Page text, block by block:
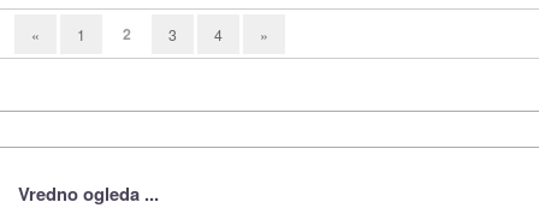
« 1 2 3 4 »
Vredno ogleda ...